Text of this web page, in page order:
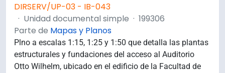
DIRSERV/UP-03 - IB-043
· Unidad documental simple · 199306
Parte de Mapas y Planos
Plno a escalas 1:15, 1:25 y 1:50 que detalla las plantas
estructurales y fundaciones del acceso al Auditorio
Otto Wilhelm, ubicado en el edificio de la Facultad de